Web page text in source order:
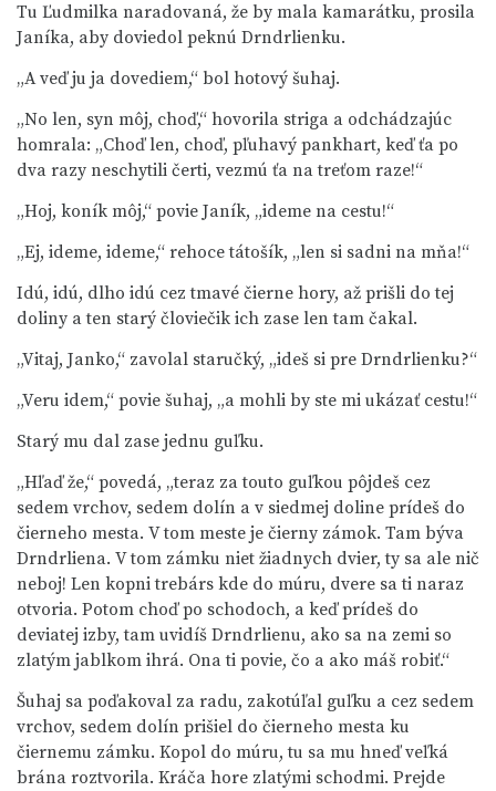
Tu Ľudmilka naradovaná, že by mala kamarátku, prosila
Janíka, aby doviedol peknú Drndrlienku.
„A veď ju ja dovediem,“ bol hotový šuhaj.
„No len, syn môj, choď,“ hovorila striga a odchádzajúc
homrala: „Choď len, choď, pľuhavý pankhart, keď ťa po
dva razy neschytili čerti, vezmú ťa na treťom raze!“
„Hoj, koník môj,“ povie Janík, „ideme na cestu!“
„Ej, ideme, ideme,“ rehoce tátošík, „len si sadni na mňa!“
Idú, idú, dlho idú cez tmavé čierne hory, až prišli do tej
doliny a ten starý človiečik ich zase len tam čakal.
„Vitaj, Janko,“ zavolal staručký, „ideš si pre Drndrlienku?“
„Veru idem,“ povie šuhaj, „a mohli by ste mi ukázať cestu!“
Starý mu dal zase jednu guľku.
„Hľaď že,“ povedá, „teraz za touto guľkou pôjdeš cez
sedem vrchov, sedem dolín a v siedmej doline prídeš do
čierneho mesta. V tom meste je čierny zámok. Tam býva
Drndrliena. V tom zámku niet žiadnych dvier, ty sa ale nič
neboj! Len kopni trebárs kde do múru, dvere sa ti naraz
otvoria. Potom choď po schodoch, a keď prídeš do
deviatej izby, tam uvidíš Drndrlienu, ako sa na zemi so
zlatým jablkom ihrá. Ona ti povie, čo a ako máš robiť.“
Šuhaj sa poďakoval za radu, zakotúľal guľku a cez sedem
vrchov, sedem dolín prišiel do čierneho mesta ku
čiernemu zámku. Kopol do múru, tu sa mu hneď veľká
brána roztvorila. Kráča hore zlatými schodmi. Prejde